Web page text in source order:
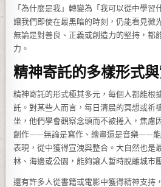
「為什麼是我」轉變為「我可以從中學
讓我們即使在最黑暗的時刻，仍能看見微
無論是對善良、正義或創造力的堅持，都
力。
精神寄託的多樣形式
精神寄託的形式極其多元，每個人都能根
託。對某些人而言，每日清晨的冥想或祈
坐，他們學會觀察念頭而不被捲入，焦慮
創作——無論是寫作、繪畫還是音樂——能
表現，從中獲得宣洩與整合。大自然也是
林、海邊或公園，能夠讓人暫時脫離城市
還有許多人從書籍或電影中獲得精神支持